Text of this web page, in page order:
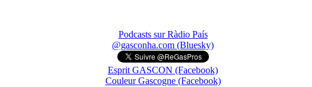
Podcasts sur Ràdio País
@gasconha.com (Bluesky)
Esprit GASCON (Facebook)
Couleur Gascogne (Facebook)